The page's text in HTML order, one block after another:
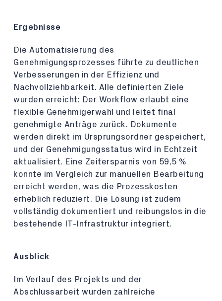
Ergebnisse
Die Automatisierung des
Genehmigungsprozesses führte zu deutlichen
Verbesserungen in der Effizienz und
Nachvollziehbarkeit. Alle definierten Ziele
wurden erreicht: Der Workflow erlaubt eine
flexible Genehmigerwahl und leitet final
genehmigte Anträge zurück. Dokumente
werden direkt im Ursprungsordner gespeichert,
und der Genehmigungsstatus wird in Echtzeit
aktualisiert. Eine Zeitersparnis von 59,5 %
konnte im Vergleich zur manuellen Bearbeitung
erreicht werden, was die Prozesskosten
erheblich reduziert. Die Lösung ist zudem
vollständig dokumentiert und reibungslos in die
bestehende IT-Infrastruktur integriert.
Ausblick
Im Verlauf des Projekts und der
Abschlussarbeit wurden zahlreiche